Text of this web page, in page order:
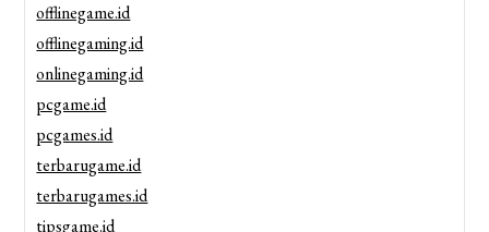
offlinegame.id
offlinegaming.id
onlinegaming.id
pcgame.id
pcgames.id
terbarugame.id
terbarugames.id
tipsgame.id